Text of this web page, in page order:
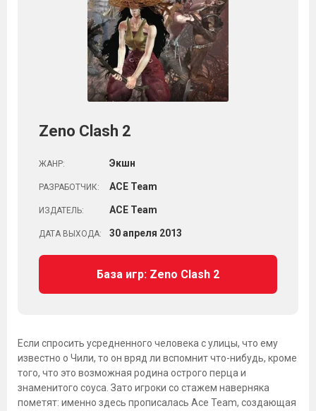
Zeno Clash 2
ЖАНР: Экшн
РАЗРАБОТЧИК: ACE Team
ИЗДАТЕЛЬ: ACE Team
ДАТА ВЫХОДА: 30апреля 2013
База игр: Zeno Clash 2
Если спросить усредненного человека с улицы, что ему
известно о Чили, то он вряд ли вспомнит что-нибудь, кроме
того, что это возможная родина острого перца и
знаменитого соуса. Зато игроки со стажем наверняка
пометят: именно здесь прописалась Асе Team, создающая